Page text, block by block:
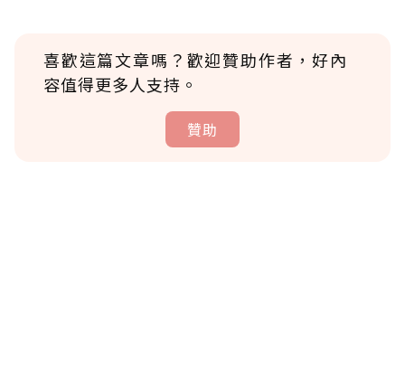
喜歡這篇文章嗎？歡迎贊助作者，好內
容值得更多人支持。
贊助